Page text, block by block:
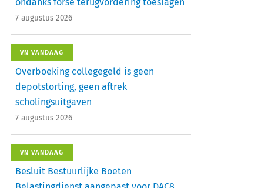
7 augustus 2026
VN VANDAAG
Overboeking collegegeld is geen
depotstorting, geen aftrek
scholingsuitgaven
7 augustus 2026
VN VANDAAG
Besluit Bestuurlijke Boeten